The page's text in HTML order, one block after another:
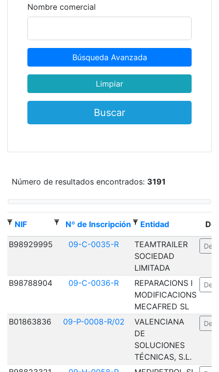
Nombre comercial
Búsqueda Avanzada
Número de resultados encontrados: 3191
NIF Nº de Inscripción Entidad
B98929995 09-C-0035-R
TEAMTRAILER
SOCIEDAD
LIMITADA
B98788904 09-C-0036-R
REPARACIONS I
MODIFICACIONS
MECAFRED SL
B01863836 09-P-0008-R/02
VALENCIANA
DE
SOLUCIONES
TÉCNICAS, S.L.